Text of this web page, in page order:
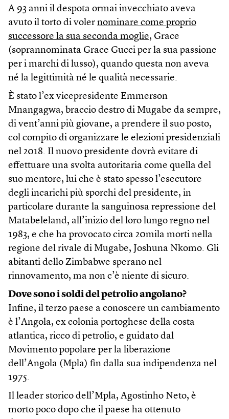
A 93 anni il despota ormai invecchiato aveva
avuto il torto di voler nominare come proprio
successore la sua seconda moglie, Grace
(soprannominata Grace Gucci per la sua passione
per i marchi di lusso), quando questa non aveva
né la legittimità né le qualità necessarie.
È stato l’ex vicepresidente Emmerson
Mnangagwa, braccio destro di Mugabe da sempre,
di vent’anni più giovane, a prendere il suo posto,
col compito di organizzare le elezioni presidenziali
nel 2018. Il nuovo presidente dovrà evitare di
effettuare una svolta autoritaria come quella del
suo mentore, lui che è stato spesso l’esecutore
degli incarichi più sporchi del presidente, in
particolare durante la sanguinosa repressione del
Matabeleland, all’inizio del loro lungo regno nel
1983, e che ha provocato circa 20mila morti nella
regione del rivale di Mugabe, Joshuna Nkomo. Gli
abitanti dello Zimbabwe sperano nel
rinnovamento, ma non c’è niente di sicuro.
Dove sono i soldi del petrolio angolano?
Infine, il terzo paese a conoscere un cambiamento
è l’Angola, ex colonia portoghese della costa
atlantica, ricco di petrolio, e guidato dal
Movimento popolare per la liberazione
dell’Angola (Mpla) fin dalla sua indipendenza nel
1975.
Il leader storico dell’Mpla, Agostinho Neto, è
morto poco dopo che il paese ha ottenuto